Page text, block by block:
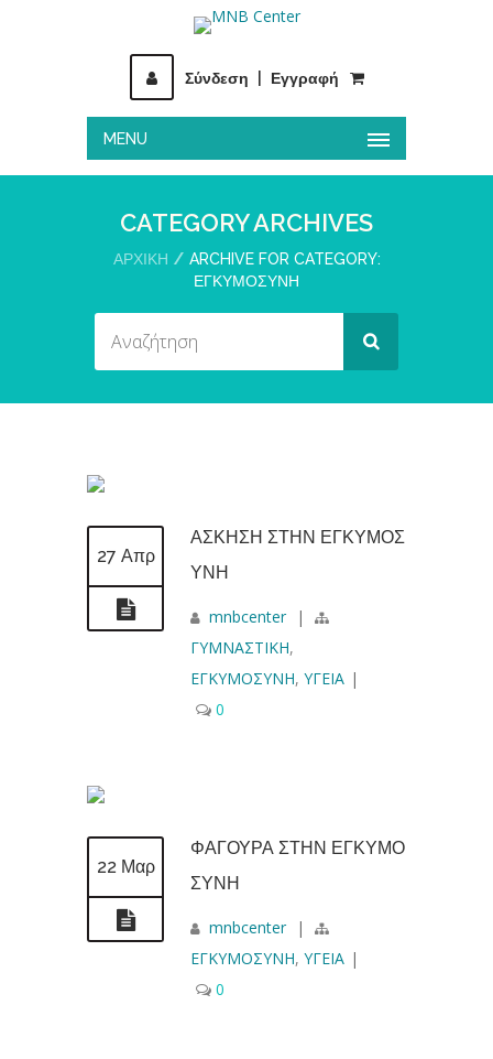
Σύνδεση Εγγραφή
MENU
CATEGORY ARCHIVES
ΑΡΧΙΚΉ
ARCHIVE FOR CATEGORY:
ΕΓΚΥΜΟΣΥΝΗ
27 Απρ
ΑΣΚΗΣΗ ΣΤΗΝ ΕΓΚΥΜΟΣ
ΥΝΗ
mnbcenter
|
ΓΥΜΝΑΣΤΙΚΗ,
ΕΓΚΥΜΟΣΥΝΗ, ΥΓΕΙΑ |
0
22 Μαρ
ΦΑΓΟΥΡΑ ΣΤΗΝ ΕΓΚΥΜΟ
ΣΥΝΗ
mnbcenter
|
ΕΓΚΥΜΟΣΥΝΗ, ΥΓΕΙΑ |
0